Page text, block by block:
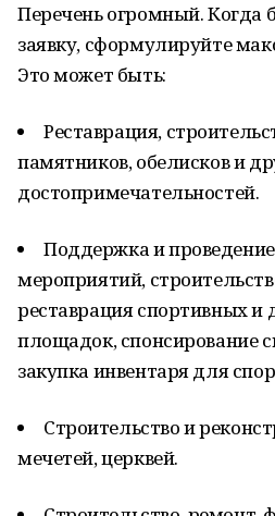
Перечень огромный. Когда
заявку, сформулируйте
Это может быть:
Реставрация,
памятников, обелисков и
достопримечательностей.
Поддержка и
мероприятий,
реставрация спортивных и
площадок, спонсирование
закупка инвентаря для
Строительство и
мечетей, церквей.